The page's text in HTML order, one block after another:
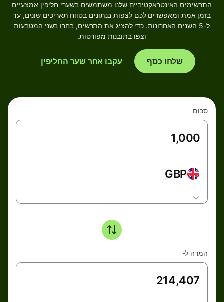
התרשימים האינטראקטיביים שלנו משתמשים בשערי חליפין אמצעיים
בזמן אמת ומאפשרים לכם לצפות בנתונים בטווח תאריכים שונים, עד
ל-5 השנים האחרונות. כדי להציג את התרשים, בחרו בשני המטבעות
וצפו בתובנות מפורטות.
שלחו כסף עקבו אחר שער החליפין
סכום
GBP
המרה ל-